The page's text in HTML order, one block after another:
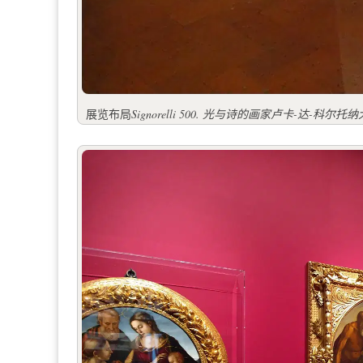
展览布局Signorelli 500. 光与诗的画家卢卡-达-科尔托纳